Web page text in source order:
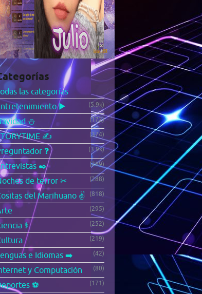
las categorías
▶️
(5.9k)
⛄ (172)
✍️ (374)
❓ (3.9k)
✒️ (269)
de terror ✂ (288)
del Marihuano ✌️ (818)
(295)
⚕️ (252)
(219)
e Idiomas ➡️ (42)
y Computación (80)
⚽ (171)